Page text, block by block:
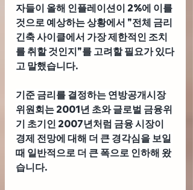
자들이 올해 인플레이션이 2%에 이를
것으로 예상하는 상황에서 "전체 금리
긴축 사이클에서 가장 제한적인 조치
를 취할 것인지"를 고려할 필요가 있다
고 말했습니다.
기준 금리를 결정하는 연방공개시장
위원회는 2001년 초와 글로벌 금융위
기 초기인 2007년처럼 금융 시장이
경제 전망에 대해 더 큰 경각심을 보일
때 일반적으로 더 큰 폭으로 인하해 왔
습니다.